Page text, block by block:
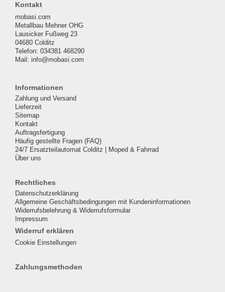
Kontakt
mobasi.com
Metallbau Mehner OHG
Lausicker Fußweg 23
04680 Colditz
Telefon: 034381 468290
Mail: info@mobasi.com
Informationen
Zahlung und Versand
Lieferzeit
Sitemap
Kontakt
Auftragsfertigung
Häufig gestellte Fragen (FAQ)
24/7 Ersatzteilautomat Colditz | Moped & Fahrrad
Über uns
Rechtliches
Datenschutzerklärung
Allgemeine Geschäftsbedingungen mit Kundeninformationen
Widerrufsbelehrung & Widerrufsformular
Impressum
Widerruf erklären
Cookie Einstellungen
Zahlungsmethoden